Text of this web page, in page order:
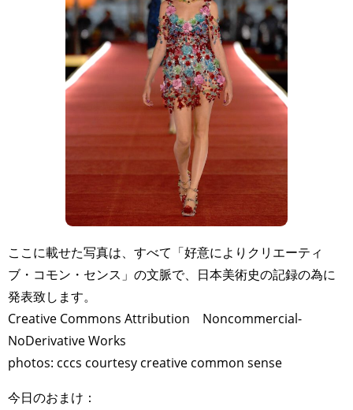
ここに載せた写真は、すべて「好意によりクリエーティ
ブ・コモン・センス」の文脈で、日本美術史の記録の為に
発表致します。
Creative Commons Attribution Noncommercial-
NoDerivative Works
photos: cccs courtesy creative common sense
今日のおまけ：